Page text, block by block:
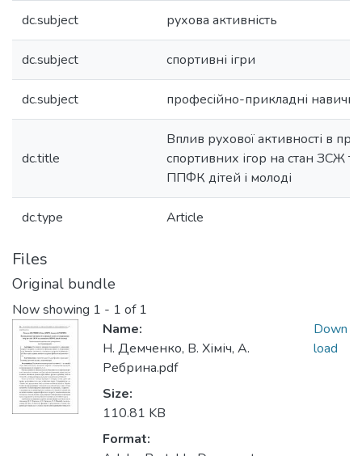
dc.subject рухова активність
dc.subject спортивні ігри
dc.subject професійно-прикладні навички
dc.title
Вплив рухової активності в
спортивних ігор на стан ЗСЖ
ППФК дітей і молоді
dc.type Article
Files
Original bundle
Now showing 1 - 1 of 1
Name:
Н. Демченко, В. Хіміч, А.
Ребрина.pdf
Size:
110.81 KB
Format:
Down
load